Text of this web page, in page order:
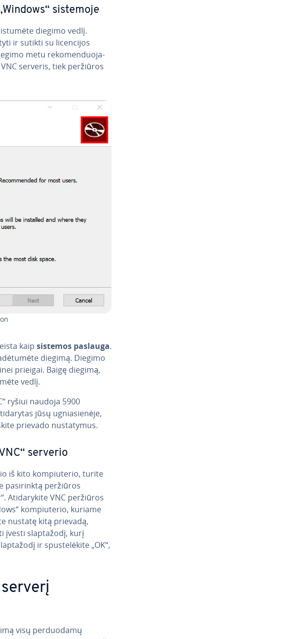
sistemoje
diegimo vedlį.
ir sutikti su li­cen­ci­jos
metu re­ko­men­duo­ja­
serveris, tiek peržiūros
kaip sistemos paslauga.
diegimą. Diegimo
prieigai. Baigę diegimą,
vedlį.
ryšiui naudoja 5900
jūsų ug­nia­sie­nė­je,
prievado nu­sta­ty­mus.
serverio
iš kito kom­piu­te­rio, turite
pa­si­rink­tą peržiūros
Ati­da­ry­ki­te VNC peržiūros
kom­piu­te­rio, kuriame
nustatę kitą prievadą,
įvesti slap­ta­žo­dį, kurį
ir spus­te­lė­ki­te „OK“,
visų per­duo­da­mų